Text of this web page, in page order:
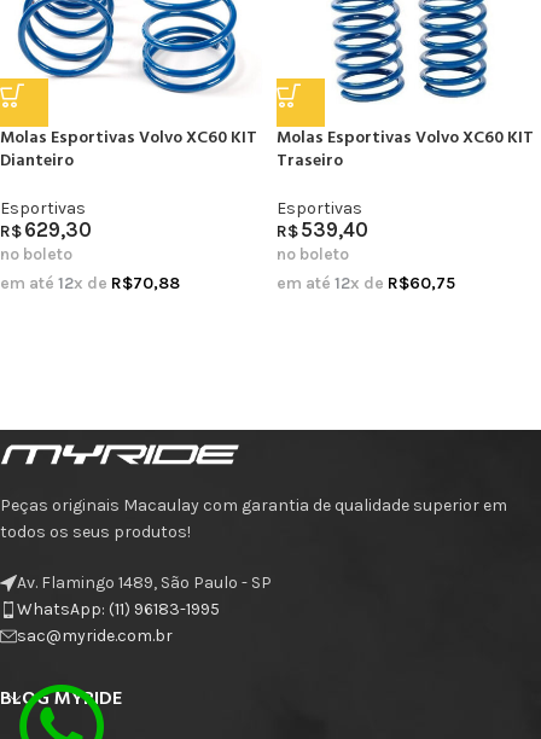
Molas Esportivas Volvo XC60 KIT
Dianteiro
Esportivas
R$629,30
no boleto
em até 12x de R$70,88
Molas Esportivas Volvo XC60 KIT
Traseiro
Esportivas
R$539,40
no boleto
em até 12x de R$60,75
Peças originais Macaulay com garantia de qualidade superior em
todos os seus produtos!
Av. Flamingo 1489, São Paulo - SP
WhatsApp: (11) 96183-1995
sac@myride.com.br
BLOG MYRIDE